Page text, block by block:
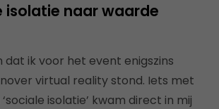
isolatie naar waarde
dat ik voor het event enigszins
virtual reality stond. Iets met
isolatie’ kwam direct in mij